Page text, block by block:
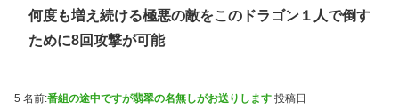
何度も増え続ける極悪の敵をこのドラゴン１人で倒す
ために8回攻撃が可能
5 名前:番組の途中ですが翡翠の名無しがお送りします 投稿日